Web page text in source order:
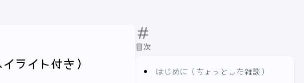
目次
はじめに（ちょっとした雑談）
ライト付き）